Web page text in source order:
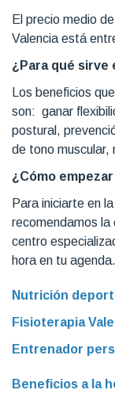
El precio medio
Valencia está
¿Para qué sirve
Los beneficios
son: ganar
postural,
de tono muscular,
¿Cómo
Para iniciarte en
recomendamos la
centro
hora en tu agenda.
Nutrición
Fisioterapia
Entrenador
Beneficios a la